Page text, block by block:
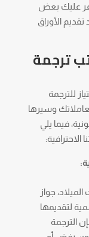
عليك بعض
الأوراق
ترجمة
للترجمة
وسيرها
فيما يلي
الاحترافية:
جواز
لتقديمها
الترجمة